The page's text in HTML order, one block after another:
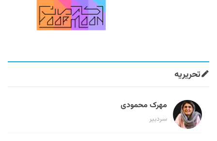
تحریریه
مهرک محمودی
سردبیر